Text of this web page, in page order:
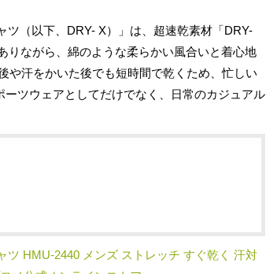
（以下、DRY- X）」は、超速乾素材「DRY-
りながら、綿のような柔らかい風合いと着心地
や汗をかいた後でも短時間で乾くため、忙しい
ツウェアとしてだけでなく、日常のカジュアル
ツ HMU-2440 メンズ ストレッチ すぐ乾く 汗対